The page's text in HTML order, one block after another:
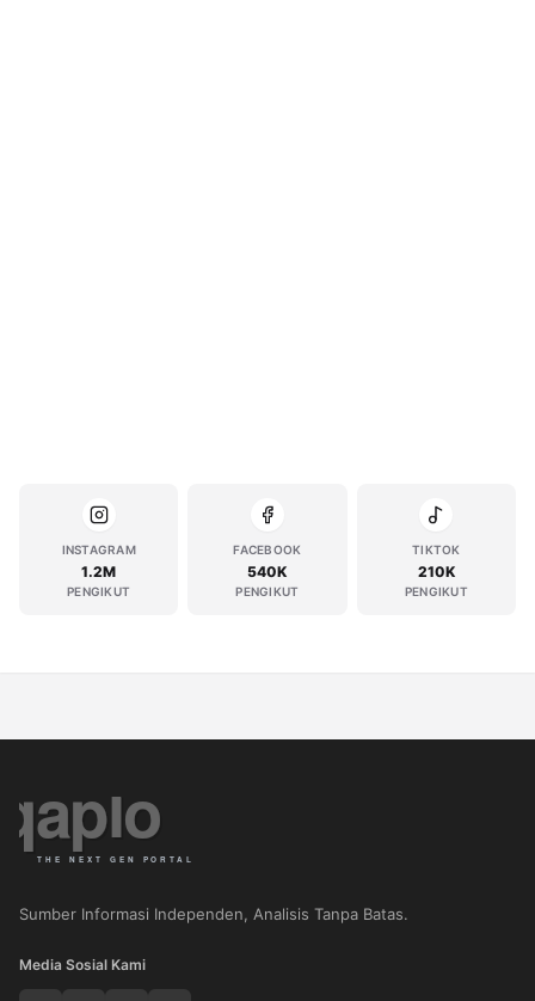
INSTAGRAM
1.2M
PENGIKUT
FACEBOOK
540K
PENGIKUT
TIKTOK
210K
PENGIKUT
Sumber Informasi Independen, Analisis Tanpa Batas.
Media Sosial Kami